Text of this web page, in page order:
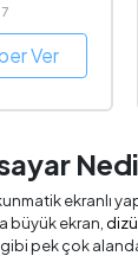
Ver
ekranlı
büyük ekran,
pek çok